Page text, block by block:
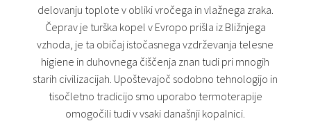
delovanju toplote v obliki vročega in vlažnega zraka.
Čeprav je turška kopel v Evropo prišla iz Bližnjega
vzhoda, je ta običaj istočasnega vzdrževanja telesne
higiene in duhovnega čiščenja znan tudi pri mnogih
starih civilizacijah. Upoštevajoč sodobno tehnologijo in
tisočletno tradicijo smo uporabo termoterapije
omogočili tudi v vsaki današnji kopalnici.